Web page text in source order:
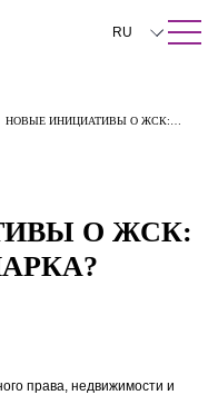
Закрыть
RU
中文
日本語
НОВЫЕ ИНИЦИАТИВЫ О ЖСК:
О ЖСК:
права, недвижимости и